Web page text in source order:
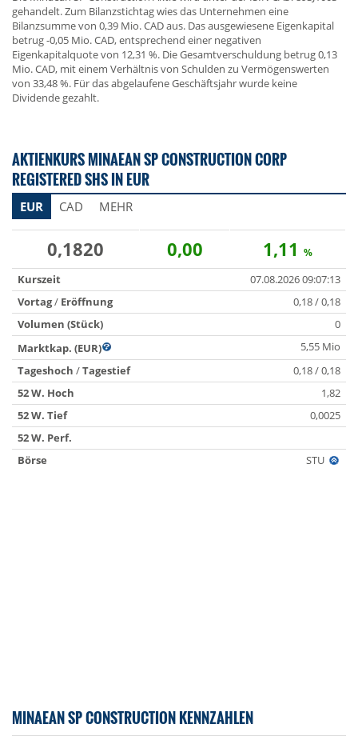
gehandelt. Zum Bilanzstichtag wies das Unternehmen eine
Bilanzsumme von 0,39 Mio. CAD aus. Das ausgewiesene Eigenkapital
betrug -0,05 Mio. CAD, entsprechend einer negativen
Eigenkapitalquote von 12,31 %. Die Gesamtverschuldung betrug 0,13
Mio. CAD, mit einem Verhältnis von Schulden zu Vermögenswerten
von 33,48 %. Für das abgelaufene Geschäftsjahr wurde keine
Dividende gezahlt.
AKTIENKURS MINAEAN SP CONSTRUCTION CORP
REGISTERED SHS IN EUR
EUR CAD MEHR
0,1820 0,00 1,11 %
Kurszeit
07.08.2026 09:07:13
Vortag/ Eröffnung
0,18 / 0,18
Volumen (Stück)
0
Marktkap. (EUR)
5,55 Mio
Tageshoch /Tagestief
0,18 / 0,18
52 W. Hoch
1,82
52 W. Tief
0,0025
52 W. Perf.
Börse
STU
MINAEAN SP CONSTRUCTION KENNZAHLEN